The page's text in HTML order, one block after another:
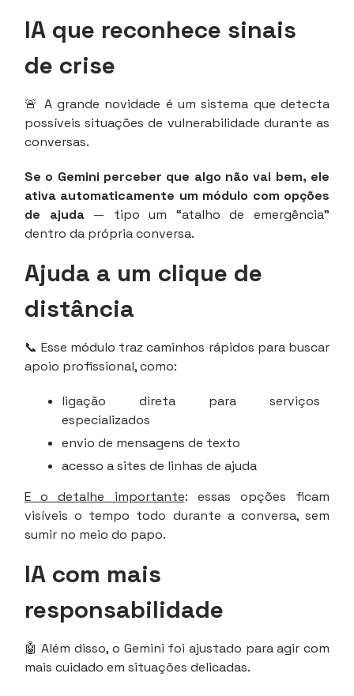
IA que reconhece sinais
de crise
🚨 A grande novidade é um sistema que detecta
possíveis situações de vulnerabilidade durante as
conversas.
Se o Gemini perceber que algo não vai bem, ele
ativa automaticamente um módulo com opções
de ajuda— tipo um “atalho de emergência”
dentro da própria conversa.
Ajuda a um clique de
distância
📞 Esse módulo traz caminhos rápidos para buscar
apoio profissional, como:
ligação direta para serviços
especializados
envio de mensagens de texto
acesso a sites de linhas de ajuda
E o detalhe importante: essas opções ficam
visíveis o tempo todo durante a conversa, sem
sumir no meio do papo.
IA com mais
responsabilidade
🤖 Além disso, o Gemini foi ajustado para agir com
mais cuidado em situações delicadas.